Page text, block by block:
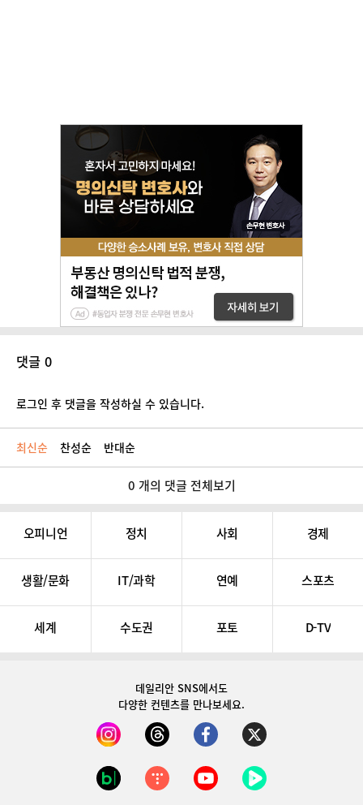
댓글 0
로그인 후 댓글을 작성하실 수 있습니다.
최신순 찬성순 반대순
0 개의 댓글 전체보기
오피니언 정치 사회 경제
생활/문화 IT/과학 연예 스포츠
세계 수도권 포토 D-TV
데일리안 SNS에서도
다양한 컨텐츠를 만나보세요.